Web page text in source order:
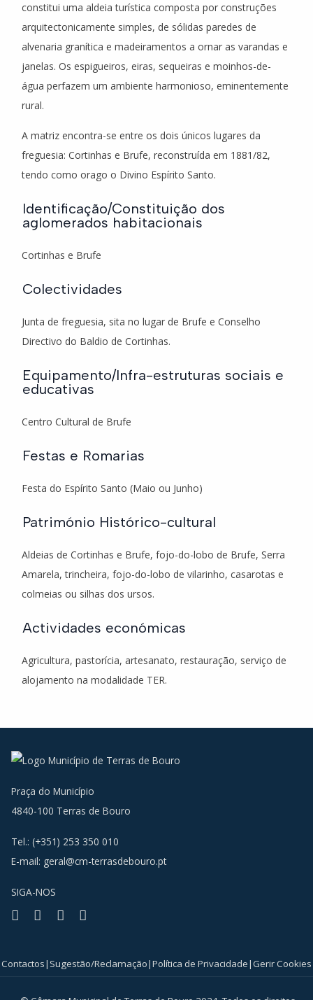
constitui uma aldeia turística composta por construções
arquitectonicamente simples, de sólidas paredes de
alvenaria granítica e madeiramentos a ornar as varandas e
janelas. Os espigueiros, eiras, sequeiras e moinhos-de-
água perfazem um ambiente harmonioso, eminentemente
rural.
A matriz encontra-se entre os dois únicos lugares da
freguesia: Cortinhas e Brufe, reconstruída em 1881/82,
tendo como orago o Divino Espírito Santo.
Identificação/Constituição dos
aglomerados habitacionais
Cortinhas e Brufe
Colectividades
Junta de freguesia, sita no lugar de Brufe e Conselho
Directivo do Baldio de Cortinhas.
Equipamento/Infra-estruturas sociais e
educativas
Centro Cultural de Brufe
Festas e Romarias
Festa do Espírito Santo (Maio ou Junho)
Património Histórico-cultural
Aldeias de Cortinhas e Brufe, fojo-do-lobo de Brufe, Serra
Amarela, trincheira, fojo-do-lobo de vilarinho, casarotas e
colmeias ou silhas dos ursos.
Actividades económicas
Agricultura, pastorícia, artesanato, restauração, serviço de
alojamento na modalidade TER.
Praça do Município
4840-100 Terras de Bouro
Tel.: (+351) 253 350 010
E-mail: geral@cm-terrasdebouro.pt
SIGA-NOS
Facebook
Youtube
Instagram
Contactos| Sugestão/Reclamação|Política de Privacidade|Gerir Cookies